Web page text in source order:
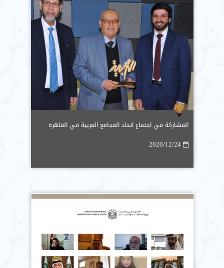
المشاركة في اجتماع اتحاد المجامع العربية في القاهرة
2020/12/24